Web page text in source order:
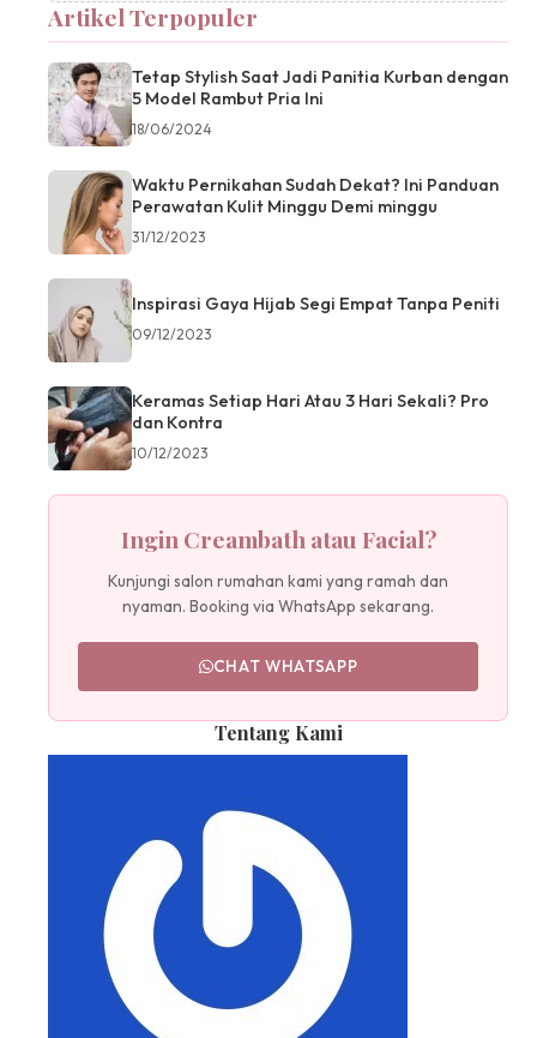
Artikel Terpopuler
Tetap Stylish Saat Jadi Panitia Kurban dengan
5 Model Rambut Pria Ini
18/06/2024
Waktu Pernikahan Sudah Dekat? Ini Panduan
Perawatan Kulit Minggu Demi minggu
31/12/2023
Inspirasi Gaya Hijab Segi Empat Tanpa Peniti
09/12/2023
Keramas Setiap Hari Atau 3 Hari Sekali? Pro
dan Kontra
10/12/2023
Ingin Creambath atau Facial?
Kunjungi salon rumahan kami yang ramah dan
nyaman. Booking via WhatsApp sekarang.
CHAT WHATSAPP
Tentang Kami